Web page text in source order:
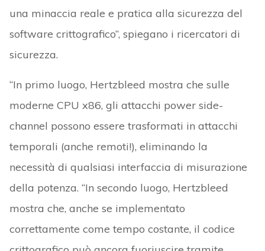
una minaccia reale e pratica alla sicurezza del
software crittografico”, spiegano i ricercatori di
sicurezza.
“In primo luogo, Hertzbleed mostra che sulle
moderne CPU x86, gli attacchi power side-
channel possono essere trasformati in attacchi
temporali (anche remoti!), eliminando la
necessità di qualsiasi interfaccia di misurazione
della potenza. “In secondo luogo, Hertzbleed
mostra che, anche se implementato
correttamente come tempo costante, il codice